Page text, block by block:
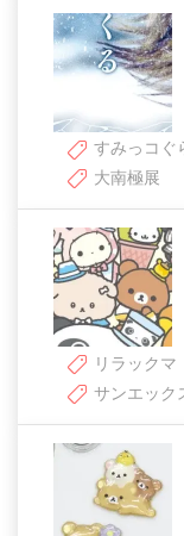
すみっコぐ
大南極展
リラックマ
サンエック